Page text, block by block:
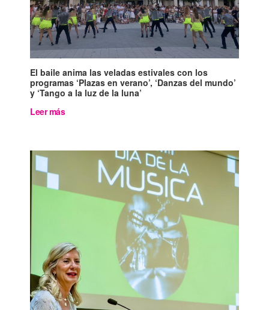
El baile anima las veladas estivales con los
programas ‘Plazas en verano’, ‘Danzas del mundo’
y ‘Tango a la luz de la luna’
Leer más